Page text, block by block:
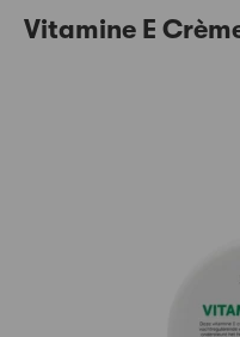
Vitamine E